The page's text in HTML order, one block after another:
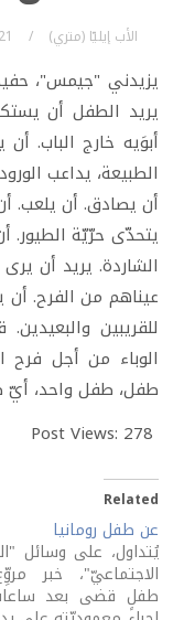
الأب إيليّا (متري)
يزيدني "جيمس"،
يريد الطفل أن
أبوَيه خارج الباب.
الطبيعة، يداعب
أن يصادق. أن يلعب.
يتحدّى حرّيّة الطيور.
الشاردة. يريد أن
عيناهم من الفرح.
للقريبين
الوباء من أجل
طفل، طفل واحد،
Post Views: 278
Related
عن طفل رومانيا
يُتداول، على وسائل
الاجتماعيّ"، خبر
طفلٍ قضى بعد